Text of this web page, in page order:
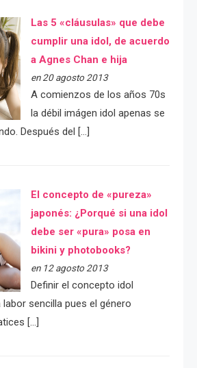
Las 5 «cláusulas» que debe
cumplir una idol, de acuerdo
a Agnes Chan e hija
en 20 agosto 2013
A comienzos de los años 70s
la débil imágen idol apenas se
Después del […]
El concepto de «pureza»
japonés: ¿Porqué si una idol
debe ser «pura» posa en
bikini y photobooks?
en 12 agosto 2013
Definir el concepto idol
sencilla pues el género
[…]